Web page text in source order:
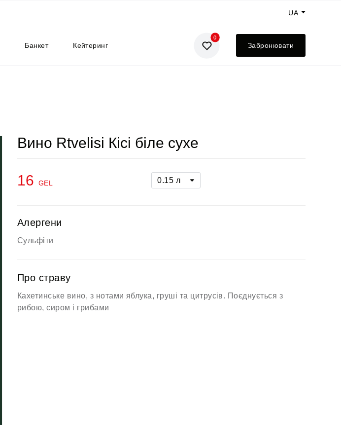
UA
EN
Банкет Кейтеринг
0
Забронювати
Вино Rtvelisi Кісі біле сухе
16 GEL 0.15 л
Алергени
Сульфіти
Про страву
Кахетинське вино, з нотами яблука, груші та цитрусів. Поєднується з
рибою, сиром і грибами